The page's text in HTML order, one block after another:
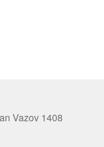
Vazov 1408